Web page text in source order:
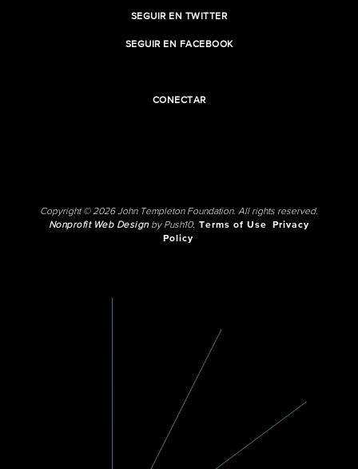
SEGUIR EN TWITTER
SEGUIR EN FACEBOOK
CONECTAR
Copyright © 2026 John Templeton Foundation. All rights reserved.
Nonprofit Web Designby Push10. Terms of Use
Privacy
Policy